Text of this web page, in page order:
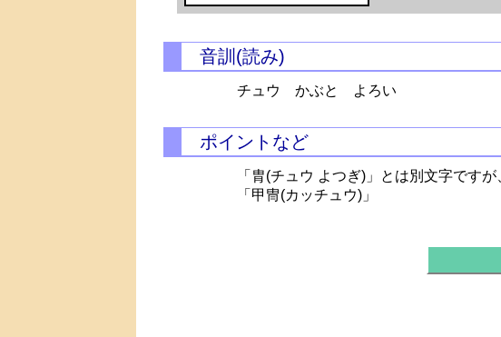
音訓(読み)
チュウ かぶと よろい
ポイントなど
「胄(チュウ よつぎ)」とは別文字です
「甲冑(カッチュウ)」